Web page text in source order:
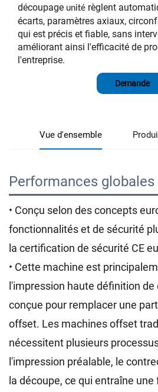
découpage unité règlent
écarts, paramètres axiaux,
qui est précis et fiable, sans
améliorant ainsi l'efficacité de
l'entreprise.
Demande
Vue d'ensemble
Performances globales
• Conçu selon des concepts
fonctionnalités et de sécurité
la certification de sécurité CE
• Cette machine est
l'impression haute définition de
conçue pour remplacer une
offset. Les machines offset
nécessitent plusieurs
l'impression préalable, le
la découpe, ce qui entraîne